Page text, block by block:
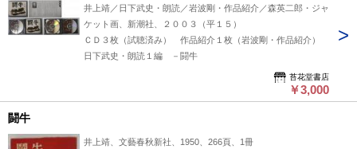
井上靖／日下武史・朗読／岩波剛・作品紹介／森英二郎・ジャ
ケット画、新潮社、２００３（平１５）
ＣＤ３枚（試聴済み） 作品紹介１枚（岩波剛・作品紹介）
日下武史・朗読１編 －闘牛
苔花堂書店
￥3,000
闘牛
井上靖、文藝春秋新社、1950、266頁、1冊